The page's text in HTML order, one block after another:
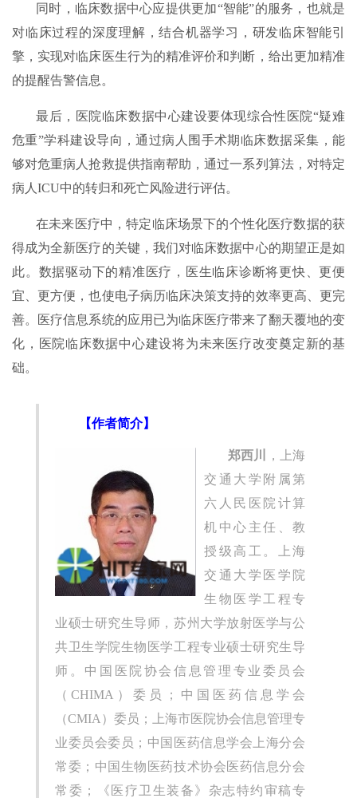
同时，临床数据中心应提供更加“智能”的服务，也就是
对临床过程的深度理解，结合机器学习，研发临床智能引
擎，实现对临床医生行为的精准评价和判断，给出更加精准
的提醒告警信息。
最后，医院临床数据中心建设要体现综合性医院“疑难
危重”学科建设导向，通过病人围手术期临床数据采集，能
够对危重病人抢救提供指南帮助，通过一系列算法，对特定
病人ICU中的转归和死亡风险进行评估。
在未来医疗中，特定临床场景下的个性化医疗数据的获
得成为全新医疗的关键，我们对临床数据中心的期望正是如
此。数据驱动下的精准医疗，医生临床诊断将更快、更便
宜、更方便，也使电子病历临床决策支持的效率更高、更完
善。医疗信息系统的应用已为临床医疗带来了翻天覆地的变
化，医院临床数据中心建设将为未来医疗改变奠定新的基
础。
【作者简介】
郑西川
，上海
交通大学附属第
六人民医院计算
机中心主任、教
授级高工。上海
交通大学医学院
生物医学工程专
业硕士研究生导师，苏州大学放射医学与公
共卫生学院生物医学工程专业硕士研究生导
师。中国医院协会信息管理专业委员会
（CHIMA）委员；中国医药信息学会
（CMIA）委员；上海市医院协会信息管理专
业委员会委员；中国医药信息学会上海分会
常委；中国生物医药技术协会医药信息分会
常委；《医疗卫生装备》杂志特约审稿专